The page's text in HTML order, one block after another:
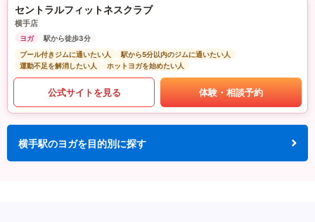
セントラルフィットネスクラブ
横手店
ヨガ
駅から徒歩3分
プール付きジムに通いたい人
駅から5分以内のジムに通いたい人
運動不足を解消したい人
ホットヨガを始めたい人
公式サイトを見る 体験・相談予約
横手駅のヨガを目的別に探す